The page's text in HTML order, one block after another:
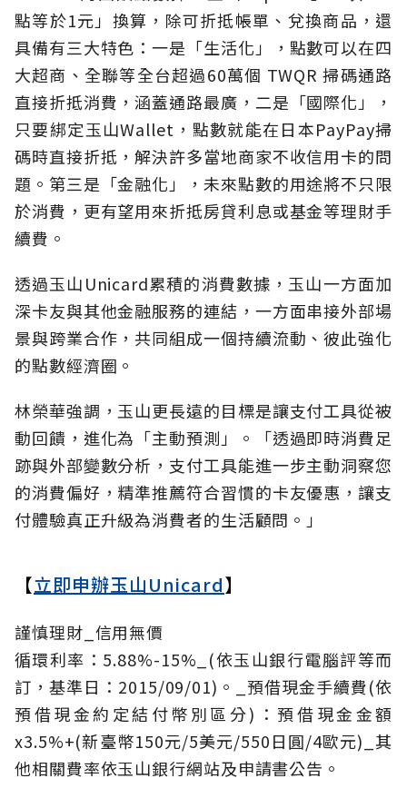
點等於1元」換算，除可折抵帳單、兌換商品，還
具備有三大特色：一是「生活化」，點數可以在四
大超商、全聯等全台超過60萬個 TWQR 掃碼通路
直接折抵消費，涵蓋通路最廣，二是「國際化」，
只要綁定玉山Wallet，點數就能在日本PayPay掃
碼時直接折抵，解決許多當地商家不收信用卡的問
題。第三是「金融化」，未來點數的用途將不只限
於消費，更有望用來折抵房貸利息或基金等理財手
續費。
透過玉山Unicard累積的消費數據，玉山一方面加
深卡友與其他金融服務的連結，一方面串接外部場
景與跨業合作，共同組成一個持續流動、彼此強化
的點數經濟圈。
林榮華強調，玉山更長遠的目標是讓支付工具從被
動回饋，進化為「主動預測」。「透過即時消費足
跡與外部變數分析，支付工具能進一步主動洞察您
的消費偏好，精準推薦符合習慣的卡友優惠，讓支
付體驗真正升級為消費者的生活顧問。」
【立即申辦玉山Unicard】
謹慎理財_信用無價
循環利率：5.88%-15%_(依玉山銀行電腦評等而
訂，基準日：2015/09/01)。_預借現金手續費(依
預借現金約定結付幣別區分)：預借現金金額
x3.5%+(新臺幣150元/5美元/550日圓/4歐元)_其
他相關費率依玉山銀行網站及申請書公告。